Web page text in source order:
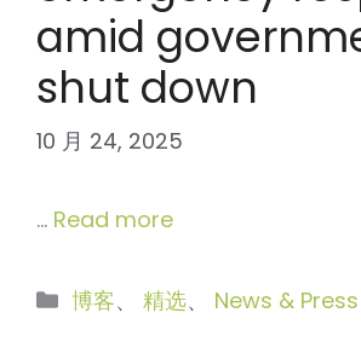
amid
shut down
10 月 24, 2025
… Read more
分
博客、 精选、 News & Press